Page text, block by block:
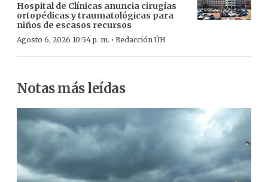
Hospital de Clínicas anuncia cirugías
ortopédicas y traumatológicas para
niños de escasos recursos
Agosto 6, 2026 10:54 p. m. · Redacción ÚH
Notas más leídas